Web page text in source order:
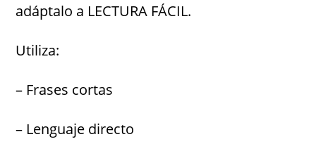
adáptalo a LECTURA FÁCIL.
Utiliza:
– Frases cortas
– Lenguaje directo